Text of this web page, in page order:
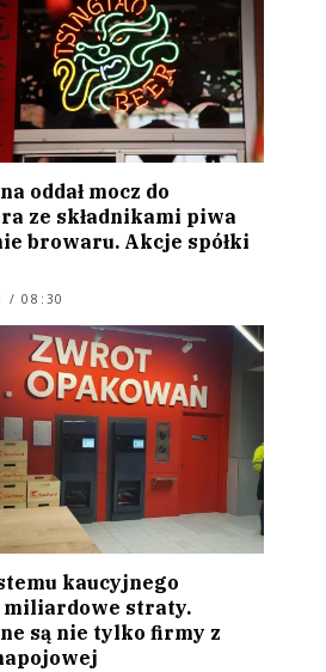
oddał mocz do
ze składnikami piwa
browaru. Akcje spółki
/ 08:30
kaucyjnego
miliardowe straty.
są nie tylko firmy z